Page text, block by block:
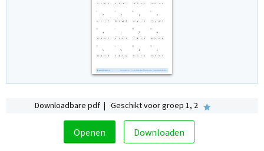
Downloadbare pdf | Geschikt voor groep 1, 2
Openen Downloaden